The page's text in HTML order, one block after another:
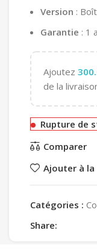
Version :
Garantie : 1
Ajoutez
de la
Rupture de
Comparer
Ajouter à
Catégories :
Share: